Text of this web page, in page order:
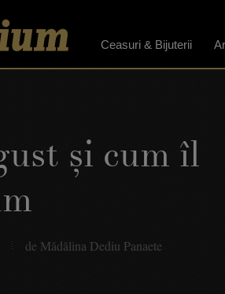
Ceasuri & Bijuterii
şi cum îl
de Mădălina Dediu Panaete